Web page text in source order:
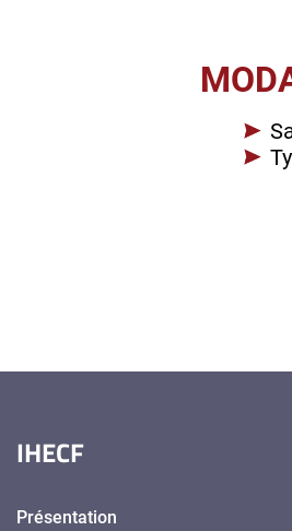
IHECF
Présentation